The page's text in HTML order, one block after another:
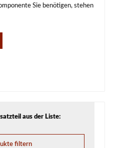
Sie benötigen, stehen
aus der Liste:
filtern